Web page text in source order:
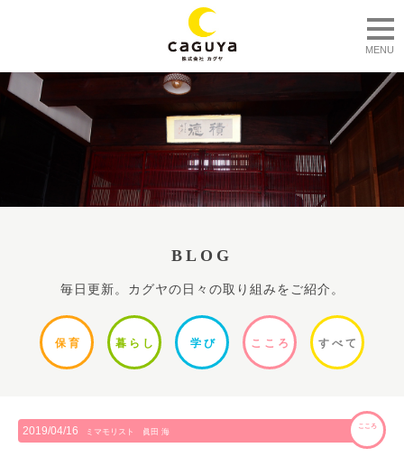
MENU
BLOG
毎日更新。カグヤの日々の取り組みをご紹介。
保 育 暮ら し 学 び ここ ろ すべて
2019/04/16 ミマモリスト 眞田 海
こころ